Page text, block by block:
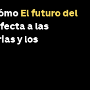
El futuro del
a las
y los